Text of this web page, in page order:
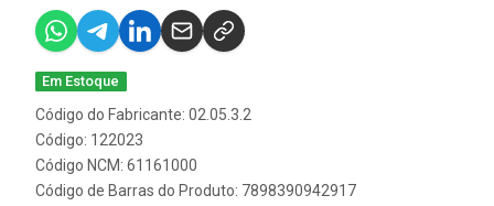
Em Estoque
Código do Fabricante: 02.05.3.2
Código: 122023
Código NCM: 61161000
Código de Barras do Produto: 7898390942917